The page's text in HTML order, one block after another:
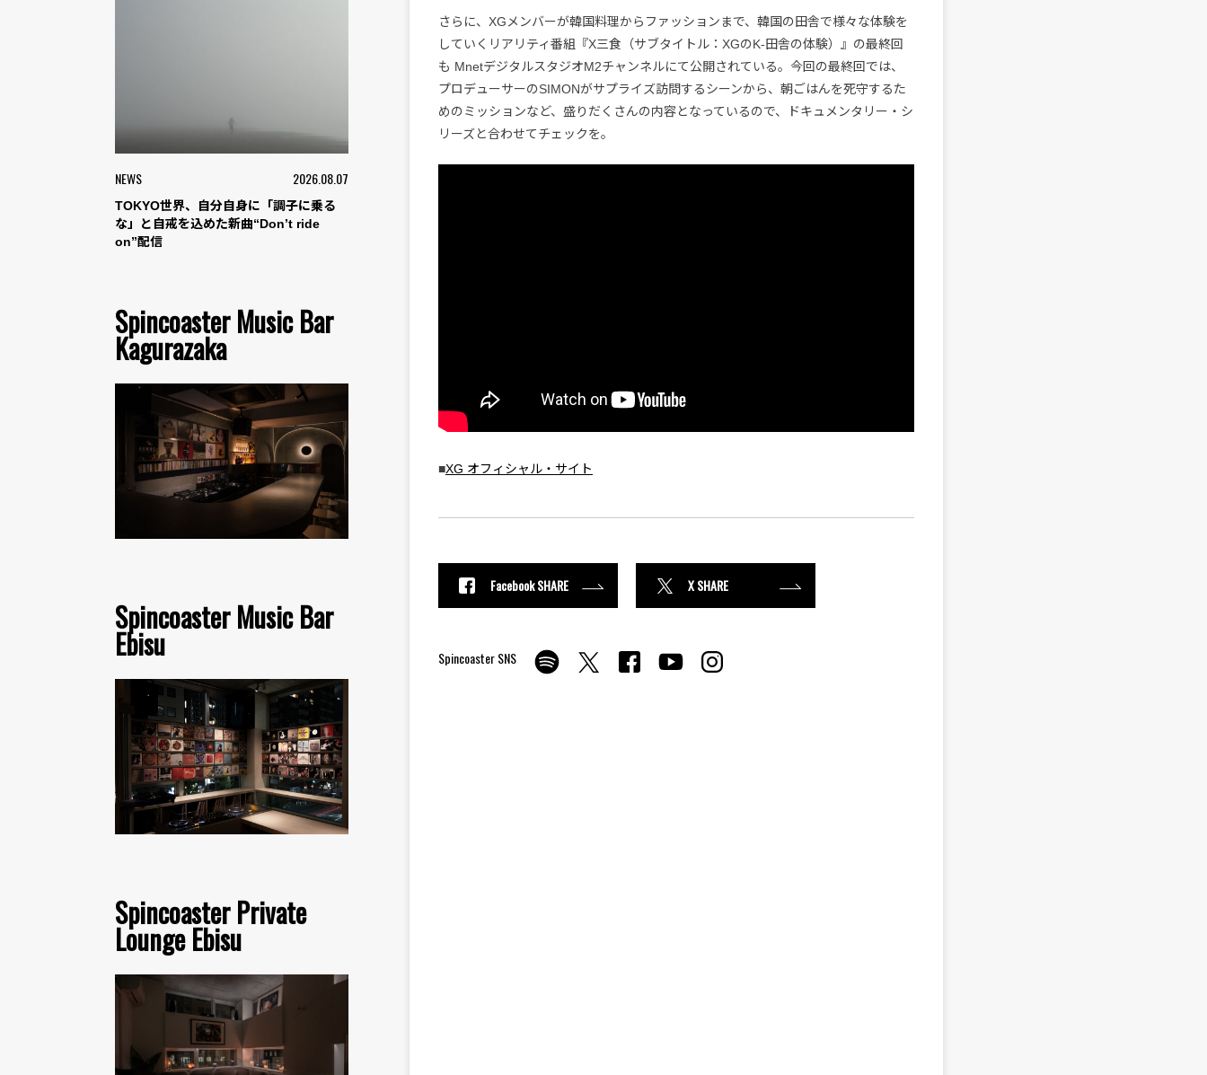
NEWS 2026.08.07
TOKYO世界、自分自身に「調子に乗る
な」と自戒を込めた新曲“Don’t ride
on”配信
Spincoaster Music Bar
Kagurazaka
Spincoaster Music Bar
Ebisu
Spincoaster Private
Lounge Ebisu
さらに、XGメンバーが韓国料理からファッションまで、韓国の田舎で様々な体験を
していくリアリティ番組『X三食（サブタイトル：XGのK-田舎の体験）』の最終回
も MnetデジタルスタジオM2チャンネルにて公開されている。今回の最終回では、
プロデューサーのSIMONがサプライズ訪問するシーンから、朝ごはんを死守するた
めのミッションなど、盛りだくさんの内容となっているので、ドキュメンタリー・シ
リーズと合わせてチェックを。
■XG オフィシャル・サイト
Facebook SHARE X SHARE
Spincoaster SNS